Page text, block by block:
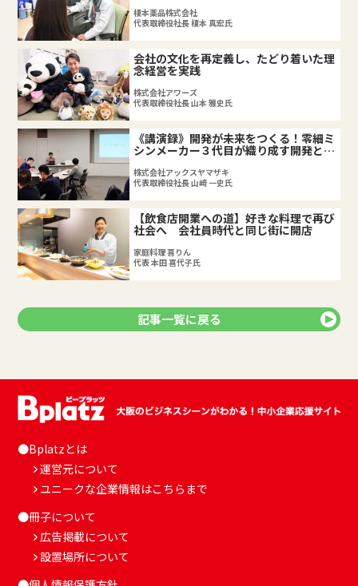
榎本薬品株式会社
代表取締役社長 榎本 真宏氏
会社の文化を再定義し、たどり着いた理
念経営を実践
株式会社アワーズ
代表取締役社長 山本 雅史氏
《講演録》開発が未来をつくる！零細ミ
シンメーカー３代目が織り成す開発とブ
ランディングの歩み
株式会社アックスヤマザキ
代表取締役社長 山﨑 一史氏
【飲食店開業への道】好きな料理で再び
社会へ 会社員時代と同じ街に開店
家庭料理 喜りん
代表 本田 喜代子氏
記事一覧に戻る
●Bplatzとは
運営元について
ユニークな企業情報はこちらまで
●冊子について
広告掲載について
設置場所について